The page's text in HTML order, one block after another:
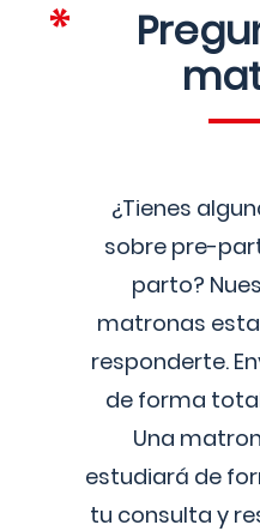
¿Tienes
sobre pre-
parto?
matronas
responderte.
de forma
Una
estudiará de
tu consulta y